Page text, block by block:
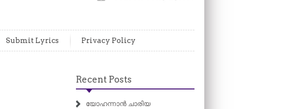
Submit Lyrics Privacy Policy
Recent Posts
യോഹന്നാൻ ചാരിയ